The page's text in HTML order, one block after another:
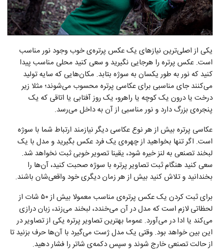
یکی از اصلی‌ترین نیاز‌های یک عکس پرتره‌ی خوب وجود نور مناسب
است. عکس پرتره را هرجایی نگیرید و سعی کنید محلی مناسب پیدا
کنید که نور به طور یکسان به سوژه بتابد. مکان‌هایی که سایه تولید
می‌کنند جای مناسبی برای عکاسی پرتره محسوب می‌شوند؛ مثلا زیر
درخت یا درون یک کوچه یا راهرو، یک روز آفتابی یا اتاقی که یک
پنجره‌ی بزرگ دارد و نور مناسبی از آن به داخل می‌رسد.
عکاسی پرتره بیش از هر نوع عکاسی دیگر نیازمند ارتباط شما با سوژه
است. اگر تنها بخواهید از چهره‌ی یک فرد عکس بگیرید و مدل با یک
لبخند تصنعی به لنز خیره شود، یقینا تصویر خوبی ثبت نخواهد شد.
سعی کنید هنگام ثبت تصاویر پرتره با سوژه صحبت کنید، آن‌ها را
بخندانید و تلاش کنید بیش از هر زمان دیگری خود واقعی‌شان باشند.
برای ثبت کردن یک عکس پرتره‌ی مناسب معمولا بیش از ۵۰ شات از
لحظاتی لازم است که مدل در آن می‌خندد، لبخند می‌زند، زبان درازی
می‌کند یا ادا در می‌آورد. عموما بهترین تصاویر پرتره یکی از تصاویر در
این بین خواهد بود. وقتی یک مدل ژست می‌گیرد با آن‌ها حرف بزنید تا
از حالت تصنعی خارج شوند و سپس دکمه‌ی شاتر را فشار دهید.